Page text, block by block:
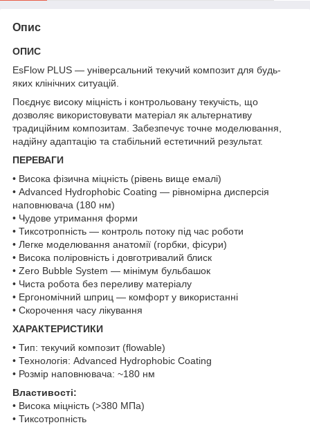
Опис
ОПИС
EsFlow PLUS — універсальний текучий композит для будь-
яких клінічних ситуацій.
Поєднує високу міцність і контрольовану текучість, що
дозволяє використовувати матеріал як альтернативу
традиційним композитам. Забезпечує точне моделювання,
надійну адаптацію та стабільний естетичний результат.
ПЕРЕВАГИ
• Висока фізична міцність (рівень вище емалі)
• Advanced Hydrophobic Coating — рівномірна дисперсія
наповнювача (180 нм)
• Чудове утримання форми
• Тиксотропність — контроль потоку під час роботи
• Легке моделювання анатомії (горбки, фісури)
• Висока поліровність і довготривалий блиск
• Zero Bubble System — мінімум бульбашок
• Чиста робота без переливу матеріалу
• Ергономічний шприц — комфорт у використанні
• Скорочення часу лікування
ХАРАКТЕРИСТИКИ
• Тип: текучий композит (flowable)
• Технологія: Advanced Hydrophobic Coating
• Розмір наповнювача: ~180 нм
Властивості:
• Висока міцність (>380 МПа)
• Тиксотропність